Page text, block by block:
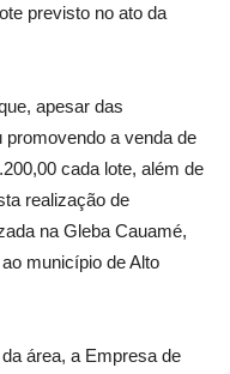
previsto no ato da
apesar das
promovendo a venda de
cada lote, além de
realização de
na Gleba Cauamé,
município de Alto
área, a Empresa de